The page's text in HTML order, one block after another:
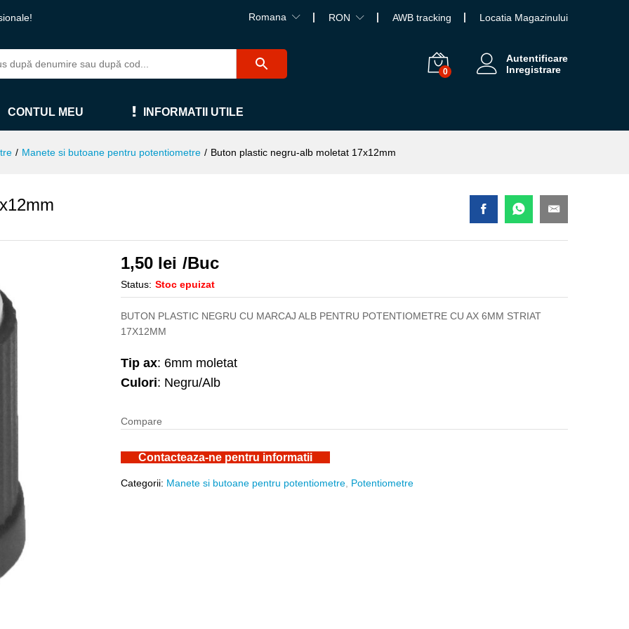
Romana RON AWB tracking Locatia Magazinului
0
Autentificare
Inregistrare
CONTUL MEU INFORMATII UTILE
/ Manete si butoane pentru potentiometre / Buton plastic negru-alb moletat 17x12mm
1,50 lei /Buc
Status: Stoc epuizat
BUTON PLASTIC NEGRU CU MARCAJ ALB PENTRU POTENTIOMETRE CU AX 6MM STRIAT
17X12MM
Tip ax: 6mm moletat
Culori: Negru/Alb
Compare
Contacteaza-ne pentru informatii
Categorii: Manete si butoane pentru potentiometre Potentiometre